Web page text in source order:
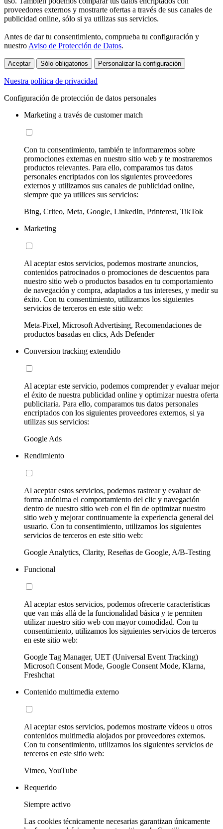
proveedores externos y mostrarte ofertas a través de sus canales de
publicidad online, sólo si ya utilizas sus servicios.
Antes de dar tu consentimiento, comprueba tu configuración y
nuestro Aviso de Protección de Datos.
Aceptar Sólo obligatorios Personalizar la configuración
Nuestra política de privacidad
Configuración de protección de datos personales
Marketing a través de customer match
Con tu consentimiento, también te informaremos sobre
promociones externas en nuestro sitio web y te mostraremos
productos relevantes. Para ello, comparamos tus datos
personales encriptados con los siguientes proveedores
externos y utilizamos sus canales de publicidad online,
siempre que ya utilices sus servicios:
Bing, Criteo, Meta, Google, LinkedIn, Printerest, TikTok
Marketing
Al aceptar estos servicios, podemos mostrarte anuncios,
contenidos patrocinados o promociones de descuentos para
nuestro sitio web o productos basados en tu comportamiento
de navegación y compra, adaptados a tus intereses, y medir su
éxito. Con tu consentimiento, utilizamos los siguientes
servicios de terceros en este sitio web:
Meta-Pixel, Microsoft Advertising, Recomendaciones de
productos basadas en clics, Ads Defender
Conversion tracking extendido
Al aceptar este servicio, podemos comprender y evaluar mejor
el éxito de nuestra publicidad online y optimizar nuestra oferta
publicitaria. Para ello, comparamos tus datos personales
encriptados con los siguientes proveedores externos, si ya
utilizas sus servicios:
Google Ads
Rendimiento
Al aceptar estos servicios, podemos rastrear y evaluar de
forma anónima el comportamiento del clic y navegación
dentro de nuestro sitio web con el fin de optimizar nuestro
sitio web y mejorar continuamente la experiencia general del
usuario. Con tu consentimiento, utilizamos los siguientes
servicios de terceros en este sitio web:
Google Analytics, Clarity, Reseñas de Google, A/B-Testing
Funcional
Al aceptar estos servicios, podemos ofrecerte características
que van más allá de la funcionalidad básica y te permiten
utilizar nuestro sitio web con mayor comodidad. Con tu
consentimiento, utilizamos los siguientes servicios de terceros
en este sitio web:
Google Tag Manager, UET (Universal Event Tracking)
Microsoft Consent Mode, Google Consent Mode, Klarna,
Freshchat
Contenido multimedia externo
Al aceptar estos servicios, podemos mostrarte vídeos u otros
contenidos multimedia alojados por proveedores externos.
Con tu consentimiento, utilizamos los siguientes servicios de
terceros en este sitio web:
Vimeo, YouTube
Requerido
Siempre activo
Las cookies técnicamente necesarias garantizan únicamente